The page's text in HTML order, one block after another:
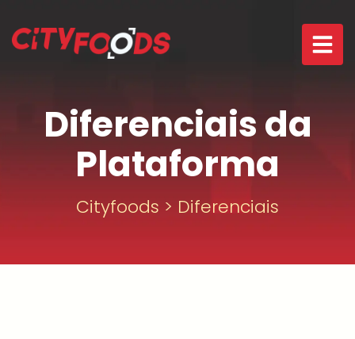
Diferenciais da
Plataforma
Cityfoods > Diferenciais